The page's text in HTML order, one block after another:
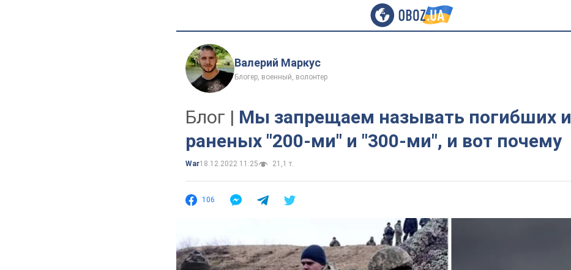
Валерий Маркус
Блогер, военный, волонтер
Блог | Мы запрещаем называть погибших и
раненых "200-ми" и "300-ми", и вот почему
War18.12.2022 11:25 21,1 т.
106